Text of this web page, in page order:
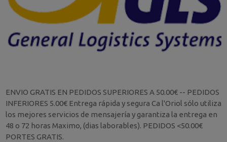
ENVIO GRATIS EN PEDIDOS SUPERIORES A 50.00€ -- PEDIDOS
INFERIORES 5.00€ Entrega rápida y segura Ca l'Oriol sólo utiliza
los mejores servicios de mensajería y garantiza la entrega en
48 o 72 horas Maximo, (dias laborables). PEDIDOS <50.00€
PORTES GRATIS.